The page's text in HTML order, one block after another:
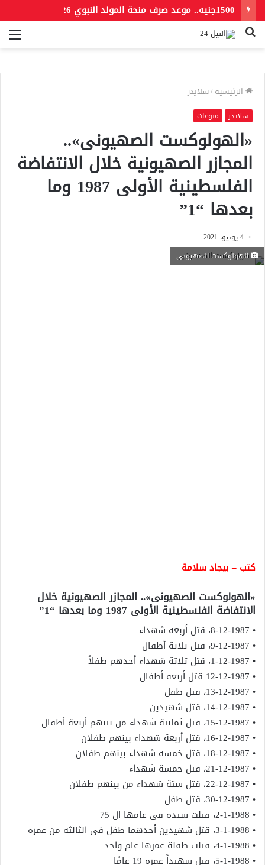
بحث
الرئيسية/سلايدر
سلايدر منوعات
«الهولوكست الصهيونى»..
المجازر الصهيونية خلال الانتفاضة
الفلسطينية الأولى 1987 وما
بعدها “1”
4 يونيو، 2021
الهولوكست الصهيونى
كتب – بيجاد سلامة
«الهولوكست الصهيونى».. المجازر الصهيونية خلال
الانتفاضة الفلسطينية الأولى 1987 وما بعدها “1”
• 8-12-1987، قتل أربعة شهداء
• 9-12-1987، قتل ثلاثة أطفال
• 1-12-1987، قتل ثلاثة شهداء أحدهم طفلاً
• 12-12-1987 قتل أربعة أطفال
• 13-12-1987، قتل طفل
• 14-12-1987، قتل شهيدين
• 15-12-1987، قتل ثمانية شهداء من بينهم أربعة أطفال
• 16-12-1987، قتل أربعة شهداء بينهم طفلان
• 18-12-1987، قتل خمسة شهداء بينهم طفلان
• 21-12-1987، قتل خمسة شهداء
• 22-12-1987، قتل ستة شهداء من بينهم طفلان
• 30-12-1987، قتل طفل
• 2-1-1988، قتلت سيدة فى عامها ال 75
• 3-1-1988، قتل شهيدين أحدهما طفل فى الثالثة من عمره
• 4-1-1988، قتلت طفلة عمرها عام واحد
• 5-1-1988، قتل شهيداً عمره 19 عامًا